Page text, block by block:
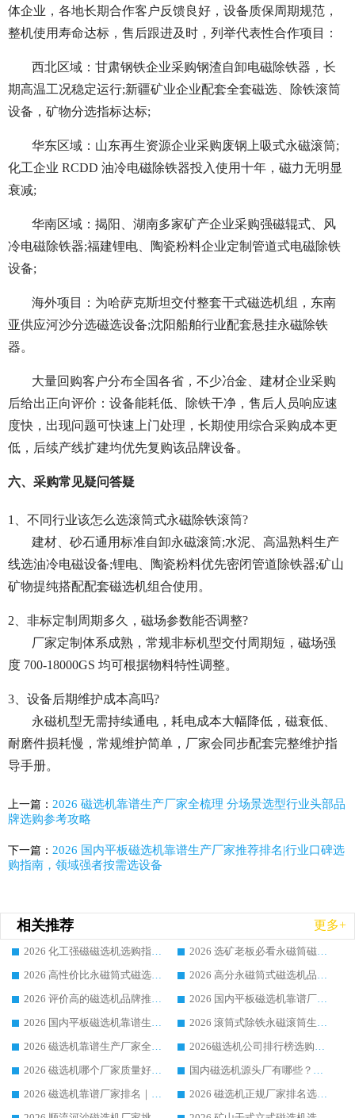
体企业，各地长期合作客户反馈良好，设备质保周期规范，
整机使用寿命达标，售后跟进及时，列举代表性合作项目：
西北区域：甘肃钢铁企业采购钢渣自卸电磁除铁器，长
期高温工况稳定运行;新疆矿业企业配套全套磁选、除铁滚筒
设备，矿物分选指标达标;
华东区域：山东再生资源企业采购废钢上吸式永磁滚筒;
化工企业 RCDD 油冷电磁除铁器投入使用十年，磁力无明显
衰减;
华南区域：揭阳、湖南多家矿产企业采购强磁辊式、风
冷电磁除铁器;福建锂电、陶瓷粉料企业定制管道式电磁除铁
设备;
海外项目：为哈萨克斯坦交付整套干式磁选机组，东南
亚供应河沙分选磁选设备;沈阳船舶行业配套悬挂永磁除铁
器。
大量回购客户分布全国各省，不少冶金、建材企业采购
后给出正向评价：设备能耗低、除铁干净，售后人员响应速
度快，出现问题可快速上门处理，长期使用综合采购成本更
低，后续产线扩建均优先复购该品牌设备。
六、采购常见疑问答疑
1、不同行业该怎么选滚筒式永磁除铁滚筒?
建材、砂石通用标准自卸永磁滚筒;水泥、高温熟料生产
线选油冷电磁设备;锂电、陶瓷粉料优先密闭管道除铁器;矿山
矿物提纯搭配配套磁选机组合使用。
2、非标定制周期多久，磁场参数能否调整?
厂家定制体系成熟，常规非标机型交付周期短，磁场强
度 700-18000GS 均可根据物料特性调整。
3、设备后期维护成本高吗?
永磁机型无需持续通电，耗电成本大幅降低，磁衰低、
耐磨件损耗慢，常规维护简单，厂家会同步配套完整维护指
导手册。
上一篇： 2026 磁选机靠谱生产厂家全梳理 分场景选型行业头部品
牌选购参考攻略
下一篇： 2026 国内平板磁选机靠谱生产厂家推荐排名|行业口碑选
购指南，领域强者按需选设备
相关推荐 更多+
2026 化工强磁磁选机选购指南 5 家行业口碑靠谱厂家领域强者推荐
2026 选矿老板必看永磁筒磁选机推荐 行业头部品牌口碑设备选购全攻略
2026 高性价比永磁筒式磁选机品牌盘点 行业强者口碑实测选购完整指南
2026 高分永磁筒式磁选机品牌推荐 选矿设备强者对比测评采购避坑全攻略
2026 评价高的磁选机品牌推荐选购指南，永磁筒式磁选机设备领域强者全景行业口碑解析
2026 国内平板磁选机靠谱厂家排名 行业实测口碑设备按需选购全指南
2026 国内平板磁选机靠谱生产厂家推荐排名|行业口碑选购指南，领域强者按需选设备
2026 滚筒式除铁永磁滚筒生产厂家推荐排名|行业口碑选购指南，领域强者源头厂商精选
2026 磁选机靠谱生产厂家全梳理 分场景选型行业头部品牌选购参考攻略
2026磁选机公司排行榜选购指南|正规源头厂家推荐，领域强者高性价比靠谱信赖品牌
2026 磁选机哪个厂家质量好？十大靠谱磁电企业排名选购指南
国内磁选机源头厂有哪些？2026 综合实力排名与采购避坑技巧
2026 磁选机靠谱厂家排名｜华体会手机网页版-华体会(中国) 高性价比磁选机磁电品牌
2026 磁选机正规厂家排名选购指南|行业口碑信赖品牌推荐性价比高靠谱磁电企业